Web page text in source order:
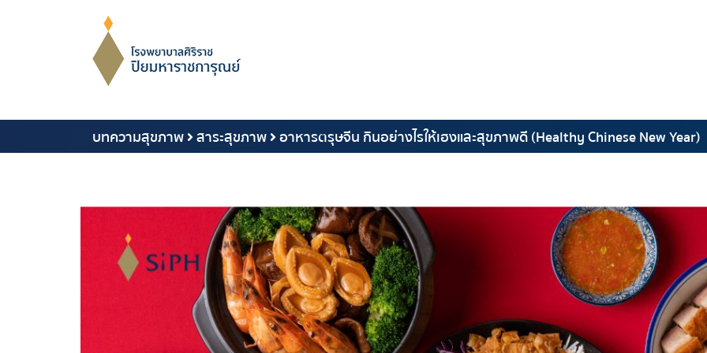
บทความสุขภาพ สาระสุขภาพ อาหารตรุษจีน กินอย่างไรให้เฮงและสุขภาพดี (Healthy Chinese New Year)